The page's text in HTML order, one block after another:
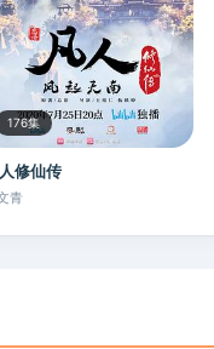
176集
修仙传
青